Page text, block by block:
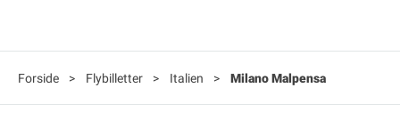
Forside > Flybilletter > Italien > Milano Malpensa